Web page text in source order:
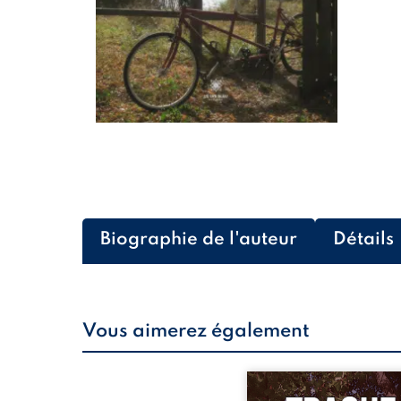
Biographie de l'auteur Détails
Vous aimerez également
Le transfert de George